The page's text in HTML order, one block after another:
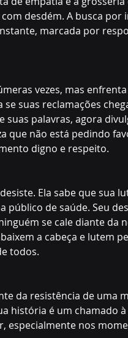
desdém. A busca por
marcada por
vezes, mas
suas reclamações
palavras, agora
que não está pedindo
digno e respeito.
Ela sabe que sua
público de saúde. Seu
se cale diante da
a cabeça e lutem
todos.
da resistência de uma
história é um chamado
especialmente nos